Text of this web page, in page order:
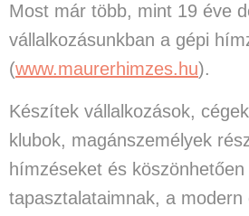
Most már több, mint 19 éve
vállalkozásunkban a gépi
(www.maurerhimzes.hu).
Készítek vállalkozások,
klubok, magánszemélyek
hímzéseket és köszönhetően
tapasztalataimnak, a modern